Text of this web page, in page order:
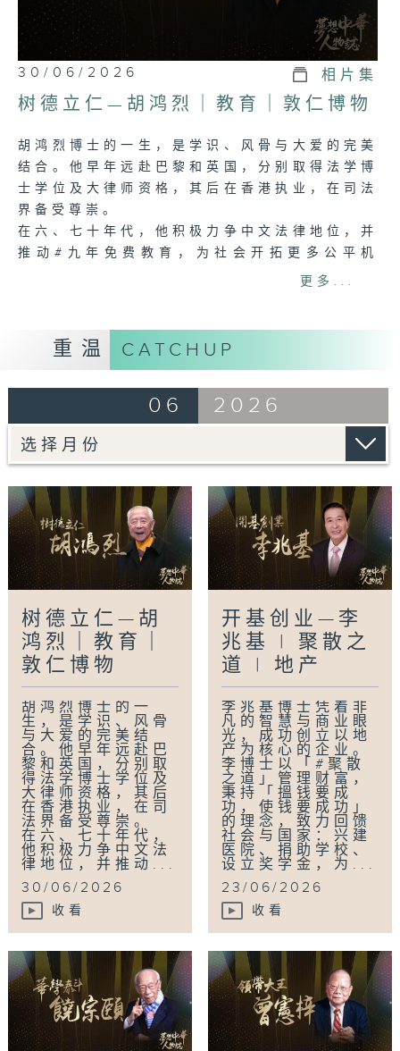
0
seconds
of
0
30/06/2026 相片集
树德立仁—胡鸿烈｜教育｜敦仁博物
胡鸿烈博士的一生，是学识、风骨与大爱的完美
结合。他早年远赴巴黎和英国，分别取得法学博
士学位及大律师资格，其后在香港执业，在司法
界备受尊崇。
在六、七十年代，他积极力争中文法律地位，并
推动#九年免费教育，为社会开拓更多公平机
会。年过半百之际，他与夫人钟期荣博士毅然放
大学。这份对学子读书机会的坚守，成就了跨越
半世纪的育人传奇。
宝马山校园，不仅见证了一所大学的崛起，更是
一位#教育家 以一生执着，在繁华都市中守护
「教育报国」纯粹信念的写照。
受访者包括
胡怀中博士（胡鸿烈儿子，香港树仁大学校长）
孙天伦教授（香港树仁大学首席副校长）
李家文博士（香港树仁大学助理副校长、校友）
张舜尧博士（香港树仁大学校董会副主席、校
想睇更多：
https://www.rthk.hk/tv/dtt31/
逢星期二 | 晚上9时30分 | 港台电视31
立即下载「香港电台随身版（RTHK On The
Go）」紧贴最新节目：
https://rthk.hk/otg
记得LIKE + 订阅+ 推播通知！
#胡鸿烈 #香港树仁大学 #教育报国 #梦想中华
人物志 #港台电视31 #胡怀中 #教育 #大律师
国
更多...
重温 CATCHUP
06 2026
树德立仁—胡
鸿烈｜教育｜
敦仁博物
胡鸿烈博士的一
生，是学识、风骨
与大爱的完美结
合。他早年远赴巴
黎和英国，分别取
得法学博士学位及
大律师资格，其后
在香港执业，在司
法界备受尊崇。
在六、七十年代，
他积极力争中文法
律地位，并推动...
30/06/2026
收看
开基创业—李
兆基 | 聚散之
道 | 地产
李兆基博士凭着非
凡的智慧与商业眼
光，成功创立以地
产为核心的企业。
李博士以「#聚散
之道」管理财富，
秉持「搵钱要成
功，使钱要成功」
的理念，致力回馈
社会与国家：兴建
医院、捐助学校、
设立奖学金，为...
23/06/2026
收看